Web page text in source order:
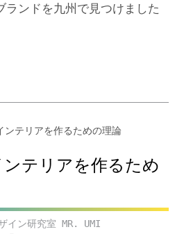
ランドを九州で見つけました
テリアを作るため
イン研究室 MR. UMI